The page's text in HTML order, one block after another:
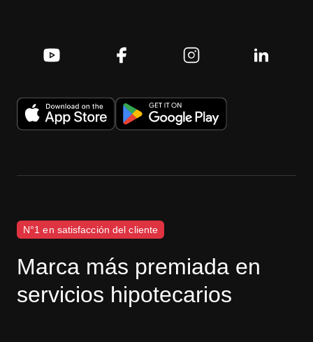
N°1 en satisfacción del cliente
Marca más premiada en
servicios hipotecarios